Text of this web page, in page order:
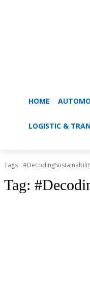
HOME
LOGISTIC &
Tags
Tag: